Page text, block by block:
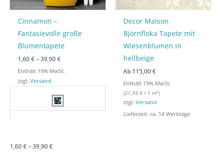
Cinnamon –
Fantasievolle große
Blumentapete
1,60€ –39,90€
Enthält 19% MwSt.
zzgl.Versand
1,60€–39,90€
Decor Maison
Björnfloka Tapete mit
Wiesenblumen in
hellbeige
Ab 115,00€
Enthält 19% MwSt.
(21,59€ / 1 m²)
zzgl.Versand
Lieferzeit: ca. 14 Werktage